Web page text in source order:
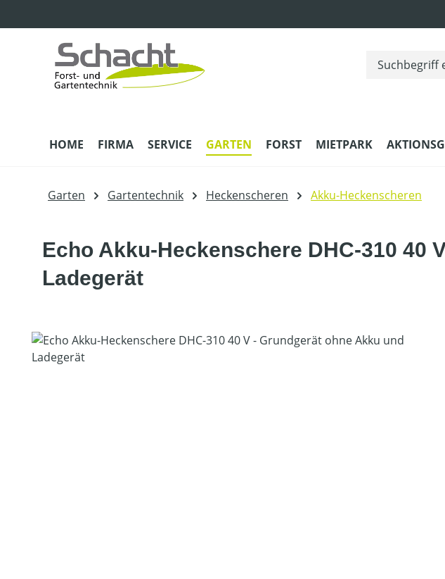
HOME FIRMA SERVICE GARTEN FORST MIETPARK
Garten Gartentechnik Heckenscheren Akku-Heckenscheren
Echo Akku-Heckenschere DHC-310 40
Ladegerät
Bildergalerie überspringen